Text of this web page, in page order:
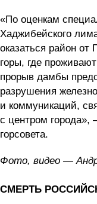
«По оценкам
Хаджибейского
оказаться район
горы, где
прорыв дамбы
разрушения
и коммуникаций,
с центром города»,
горсовета.
Фото, видео —
СМЕРТЬ